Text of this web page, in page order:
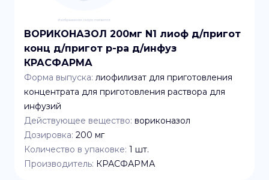
ВОРИКОНАЗОЛ 200мг N1 лиоф д/пригот
конц д/пригот р-ра д/инфуз
КРАСФАРМА
Форма выпуска: лиофилизат для приготовления
концентрата для приготовления раствора для
инфузий
Действующее вещество: вориконазол
Дозировка: 200 мг
Количество в упаковке: 1 шт.
Производитель: КРАСФАРМА